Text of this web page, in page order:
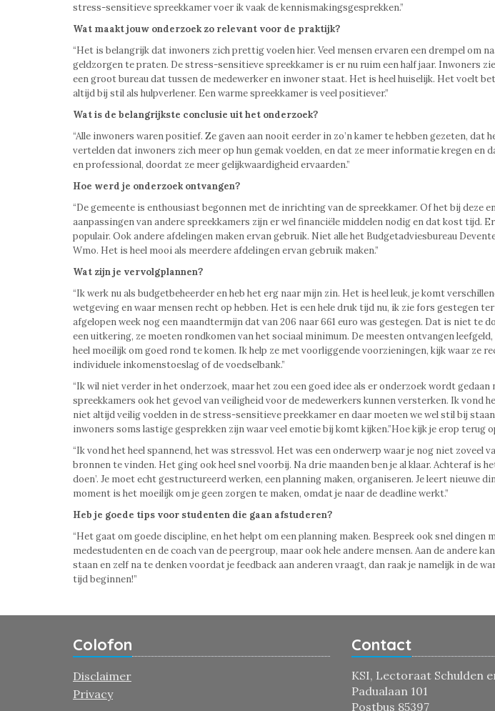
stress-sensitieve spreekkamer voer ik vaak de kennismakingsgesprekken.”
Wat maakt jouw onderzoek zo relevant voor de praktijk?
“Het is belangrijk dat inwoners zich prettig voelen hier. Veel mensen ervaren een drempel om
geldzorgen te praten. De stress-sensitieve spreekkamer is er nu ruim een half jaar. Inwoners
een groot bureau dat tussen de medewerker en inwoner staat. Het is heel huiselijk. Het voelt
altijd bij stil als hulpverlener. Een warme spreekkamer is veel positiever.”
Wat is de belangrijkste conclusie uit het onderzoek?
“Alle inwoners waren positief. Ze gaven aan nooit eerder in zo’n kamer te hebben gezeten, dat
vertelden dat inwoners zich meer op hun gemak voelden, en dat ze meer informatie kregen en
en professional, doordat ze meer gelijkwaardigheid ervaarden.”
Hoe werd je onderzoek ontvangen?
“De gemeente is enthousiast begonnen met de inrichting van de spreekkamer. Of het bij deze
aanpassingen van andere spreekkamers zijn er wel financiële middelen nodig en dat kost tijd.
populair. Ook andere afdelingen maken ervan gebruik. Niet alle het Budgetadviesbureau
Wmo. Het is heel mooi als meerdere afdelingen ervan gebruik maken.”
Wat zijn je vervolgplannen?
“Ik werk nu als budgetbeheerder en heb het erg naar mijn zin. Het is heel leuk, je komt
wetgeving en waar mensen recht op hebben. Het is een hele druk tijd nu, ik zie fors gestegen
afgelopen week nog een maandtermijn dat van 206 naar 661 euro was gestegen. Dat is niet te
een uitkering, ze moeten rondkomen van het sociaal minimum. De meesten ontvangen
heel moeilijk om goed rond te komen. Ik help ze met voorliggende voorzieningen, kijk waar ze
individuele inkomenstoeslag of de voedselbank.”
“Ik wil niet verder in het onderzoek, maar het zou een goed idee als er onderzoek wordt
spreekkamers ook het gevoel van veiligheid voor de medewerkers kunnen versterken. Ik vond
niet altijd veilig voelden in de stress-sensitieve preekkamer en daar moeten we wel stil bij
inwoners soms lastige gesprekken zijn waar veel emotie bij komt kijken.”Hoe kijk je erop terug
“Ik vond het heel spannend, het was stressvol. Het was een onderwerp waar je nog niet zoveel
bronnen te vinden. Het ging ook heel snel voorbij. Na drie maanden ben je al klaar. Achteraf is
doen’. Je moet echt gestructureerd werken, een planning maken, organiseren. Je leert nieuwe
moment is het moeilijk om je geen zorgen te maken, omdat je naar de deadline werkt.”
Heb je goede tips voor studenten die gaan afstuderen?
“Het gaat om goede discipline, en het helpt om een planning maken. Bespreek ook snel dingen
medestudenten en de coach van de peergroup, maar ook hele andere mensen. Aan de andere
staan en zelf na te denken voordat je feedback aan anderen vraagt, dan raak je namelijk in de
tijd beginnen!”
Colofon
Disclaimer
Privacy
Contact
KSI, Lectoraat Schulden
Padualaan 101
Postbus 85397